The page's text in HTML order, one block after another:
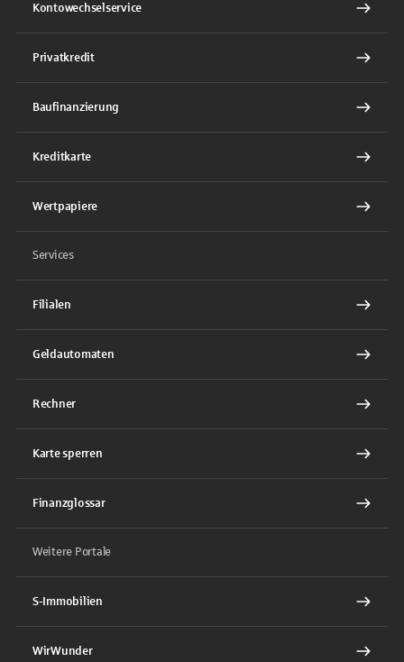
Kontowechselservice
Privatkredit
Baufinanzierung
Kreditkarte
Wertpapiere
Services
Filialen
Geldautomaten
Rechner
Karte sperren
Finanzglossar
Weitere Portale
S-Immobilien
WirWunder